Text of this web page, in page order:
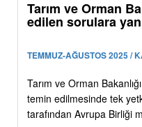
Tarım ve Orman
edilen sorulara
TEMMUZ-AĞUSTOS 2025 /
Tarım ve Orman
temin edilmesinde tek
tarafından Avrupa Birliği